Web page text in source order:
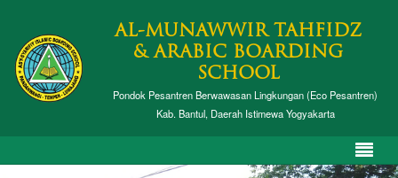
AL-MUNAWWIR TAHFIDZ
& ARABIC BOARDING
SCHOOL
Pondok Pesantren Berwawasan Lingkungan (Eco Pesantren)
Kab. Bantul, Daerah Istimewa Yogyakarta